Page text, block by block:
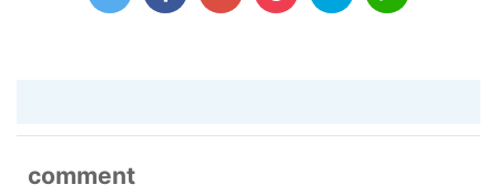
comment